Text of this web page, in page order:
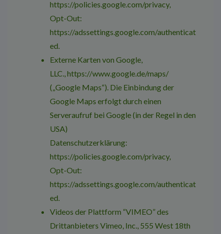
https://policies.google.com/privacy,
Opt-Out:
https://adssettings.google.com/authenticat
ed.
Externe Karten von Google,
LLC.,https://www.google.de/maps/
(„Google Maps“). Die Einbindung der
Google Maps erfolgt durch einen
Serveraufruf bei Google (in der Regel in den
USA)
Datenschutzerklärung:
https://policies.google.com/privacy,
Opt-Out:
https://adssettings.google.com/authenticat
ed.
Videos der Plattform “VIMEO” des
Drittanbieters Vimeo, Inc., 555 West 18th